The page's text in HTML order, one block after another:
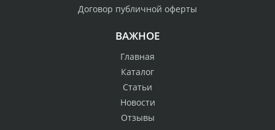
Договор публичной оферты
ВАЖНОЕ
Главная
Каталог
Статьи
Новости
Отзывы